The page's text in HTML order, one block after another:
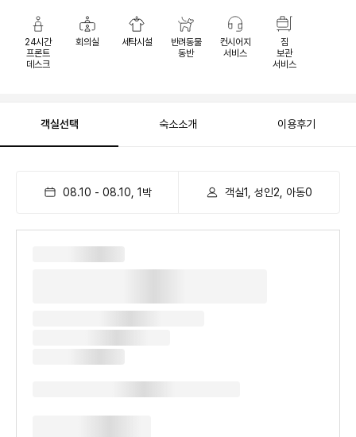
24시간
프론트
데스크
회의실 세탁시설
반려동물
동반
컨시어지
서비스
짐
보관
서비스
객실선택 숙소소개 이용후기
08.10 - 08.10 1 박 객실1, 성인2, 아동0